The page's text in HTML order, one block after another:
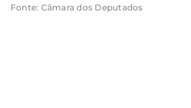
Fonte: Câmara dos Deputados